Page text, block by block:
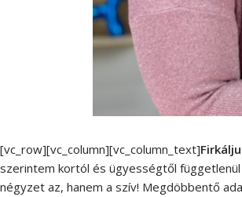
[vc_row][vc_column][vc_column_text]
szerintem kortól és ügyességtől
négyzet az, hanem a szív! Megdöbbentő